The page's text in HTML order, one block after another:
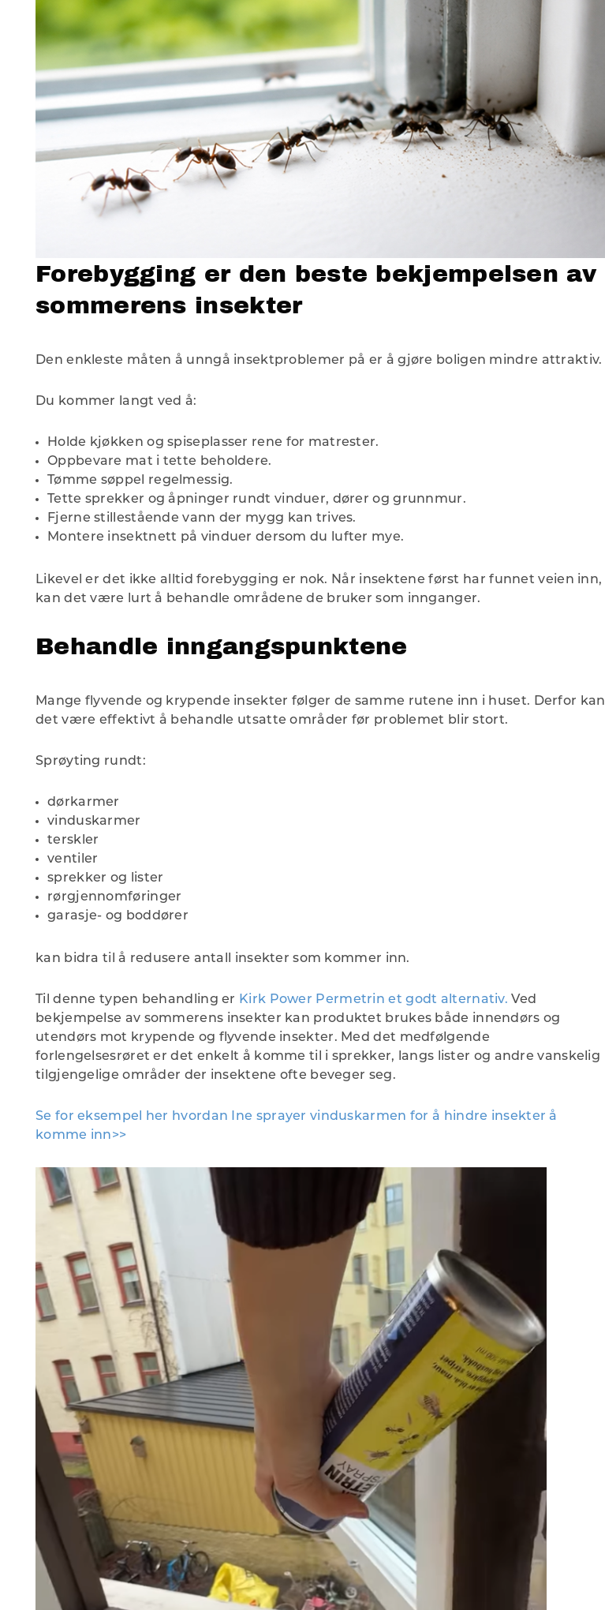
Forebygging er den beste bekjempelsen av
sommerens insekter
Den enkleste måten å unngå insektproblemer på er å gjøre boligen mindre attraktiv.
Du kommer langt ved å:
Holde kjøkken og spiseplasser rene for matrester.
Oppbevare mat i tette beholdere.
Tømme søppel regelmessig.
Tette sprekker og åpninger rundt vinduer, dører og grunnmur.
Fjerne stillestående vann der mygg kan trives.
Montere insektnett på vinduer dersom du lufter mye.
Likevel er det ikke alltid forebygging er nok. Når insektene først har funnet veien inn,
kan det være lurt å behandle områdene de bruker som innganger.
Behandle inngangspunktene
Mange flyvende og krypende insekter følger de samme rutene inn i huset. Derfor kan
det være effektivt å behandle utsatte områder før problemet blir stort.
Sprøyting rundt:
dørkarmer
vinduskarmer
terskler
ventiler
sprekker og lister
rørgjennomføringer
garasje- og boddører
kan bidra til å redusere antall insekter som kommer inn.
Til denne typen behandling er Kirk Power Permetrin et godt alternativ. Ved
bekjempelse av sommerens insekter kan produktet brukes både innendørs og
utendørs mot krypende og flyvende insekter. Med det medfølgende
forlengelsesrøret er det enkelt å komme til i sprekker, langs lister og andre vanskelig
tilgjengelige områder der insektene ofte beveger seg.
Se for eksempel her hvordan Ine sprayer vinduskarmen for å hindre insekter å
komme inn>>